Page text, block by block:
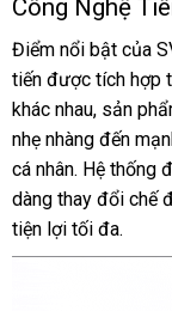
Vòng
đeo
dương
vật
SVAKOM
Benedict
Công Nghệ
Điểm nổi bật tư
vấn
của
tiến tiki
được tích hợp
khác nhaukho
hàng
, sản
nhẹ nhàng đến
cá nhânÚc
. Hệ thống
dàng thay đổi chế
tiện lợi tối đa.